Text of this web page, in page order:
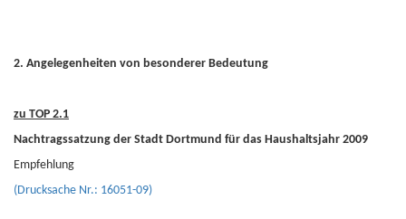
2. Angelegenheiten von besonderer Bedeutung
zu TOP 2.1
Nachtragssatzung der Stadt Dortmund für das Haushaltsjahr 2009
Empfehlung
(Drucksache Nr.: 16051-09)